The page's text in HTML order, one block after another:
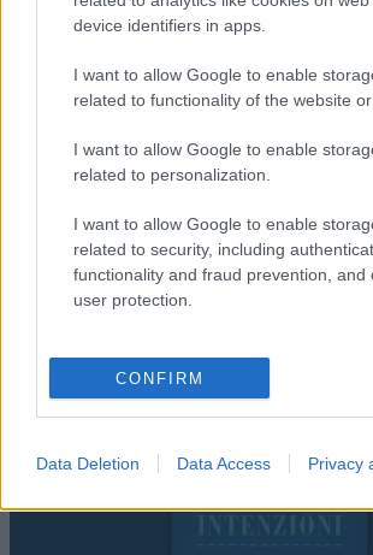
device identifiers in apps.
I want to allow Google to enable
related to functionality of the website or
I want to allow Google to enable
related to personalization.
I want to allow Google to enable
related to security, including
functionality and fraud prevention, and
user protection.
CONFIRM
Data Deletion Data Access Privacy